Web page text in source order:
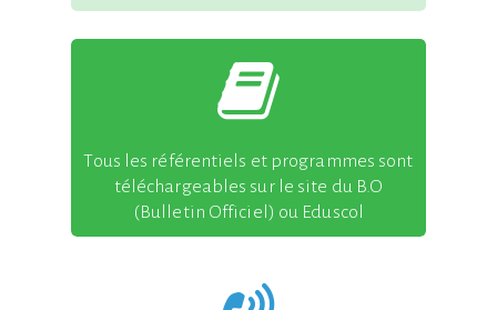
Tous les référentiels et programmes sont
téléchargeables sur le site du B.O
(Bulletin Officiel) ou Eduscol